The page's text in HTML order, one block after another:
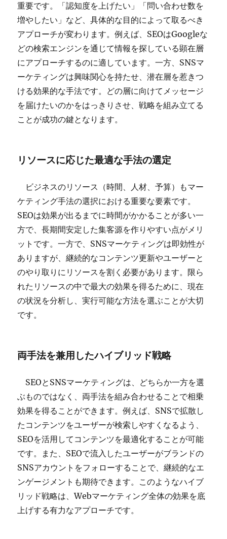
重要です。「認知度を上げたい」「問い合わせ数を
増やしたい」など、具体的な目的によって取るべき
アプローチが変わります。例えば、SEOはGoogleな
どの検索エンジンを通じて情報を探している顕在層
にアプローチするのに適しています。一方、SNSマ
ーケティングは興味関心を持たせ、潜在層を惹きつ
ける効果的な手法です。どの層に向けてメッセージ
を届けたいのかをはっきりさせ、戦略を組み立てる
ことが成功の鍵となります。
リソースに応じた最適な手法の選定
ビジネスのリソース（時間、人材、予算）もマー
ケティング手法の選択における重要な要素です。
SEOは効果が出るまでに時間がかかることが多い一
方で、長期間安定した集客源を作りやすい点がメリ
ットです。一方で、SNSマーケティングは即効性が
ありますが、継続的なコンテンツ更新やユーザーと
のやり取りにリソースを割く必要があります。限ら
れたリソースの中で最大の効果を得るために、現在
の状況を分析し、実行可能な方法を選ぶことが大切
です。
両手法を兼用したハイブリッド戦略
SEOとSNSマーケティングは、どちらか一方を選
ぶものではなく、両手法を組み合わせることで相乗
効果を得ることができます。例えば、SNSで拡散し
たコンテンツをユーザーが検索しやすくなるよう、
SEOを活用してコンテンツを最適化することが可能
です。また、SEOで流入したユーザーがブランドの
SNSアカウントをフォローすることで、継続的なエ
ンゲージメントも期待できます。このようなハイブ
リッド戦略は、Webマーケティング全体の効果を底
上げする有力なアプローチです。